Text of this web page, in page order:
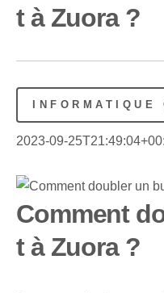
t à Zuora ?
INFORMATIQUE
2023-09-
Comment
t à Zuora ?